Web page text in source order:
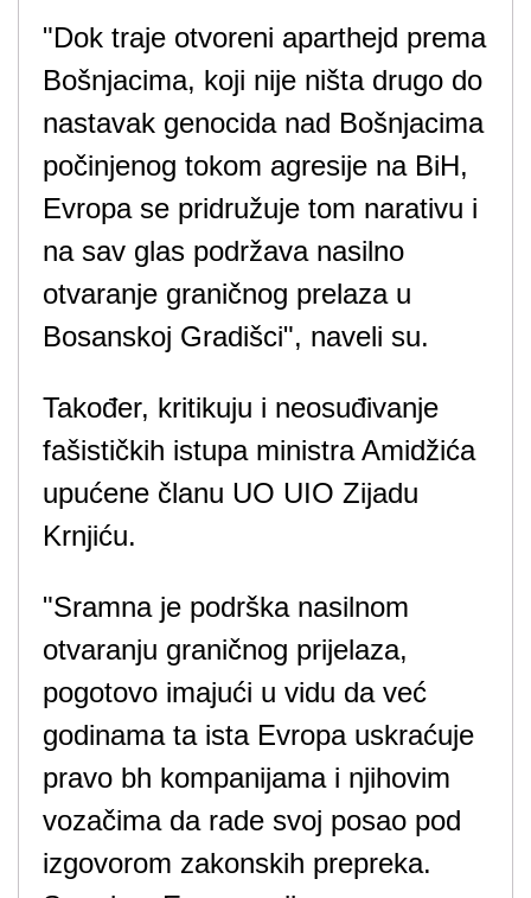
"Dok traje otvoreni aparthejd prema
Bošnjacima, koji nije ništa drugo do
nastavak genocida nad Bošnjacima
počinjenog tokom agresije na BiH,
Evropa se pridružuje tom narativu i
na sav glas podržava nasilno
otvaranje graničnog prelaza u
Bosanskoj Gradišci", naveli su.
Također, kritikuju i neosuđivanje
fašističkih istupa ministra Amidžića
upućene članu UO UIO Zijadu
Krnjiću.
"Sramna je podrška nasilnom
otvaranju graničnog prijelaza,
pogotovo imajući u vidu da već
godinama ta ista Evropa uskraćuje
pravo bh kompanijama i njihovim
vozačima da rade svoj posao pod
izgovorom zakonskih prepreka.